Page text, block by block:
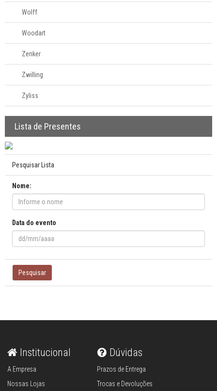
Wolff
Woodart
Zenker
Zwilling
Zyliss
Lista de Presentes
Pesquisar Lista
Nome:
Data do evento
Pesquisar
Institucional
A Empresa
Nossas Lojas
Dúvidas
Prazos de Entrega
Trocas e Devoluções